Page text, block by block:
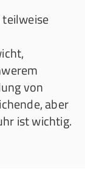
von
aber
ist wichtig.